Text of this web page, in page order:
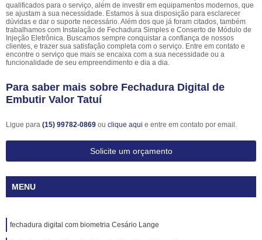
qualificados para o serviço, além de investir em equipamentos modernos, que
se ajustam a sua necessidade. Estamos à sua disposição para esclarecer
dúvidas e dar o suporte necessário. Além dos que já foram citados, também
trabalhamos com Instalação de Fechadura Simples e Conserto de Módulo de
Injeção Eletrônica. Buscamos sempre conquistar a confiança de nossos
clientes, e trazer sua satisfação completa com o serviço. Entre em contato e
encontre o serviço que mais se encaixa com a sua necessidade ou a
funcionalidade de seu empreendimento e dia a dia.
Para saber mais sobre Fechadura Digital de
Embutir Valor Tatuí
Ligue para (15) 99782-0869 ou clique aqui e entre em contato por email.
Solicite um orçamento
MENU
fechadura digital com biometria Cesário Lange